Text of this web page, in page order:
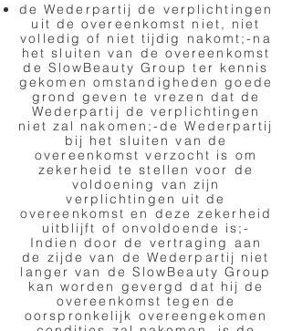
de Wederpartij de verplichtingen
uit de overeenkomst niet, niet
volledig of niet tijdig nakomt;-na
het sluiten van de overeenkomst
de SlowBeauty Group ter kennis
gekomen omstandigheden goede
grond geven te vrezen dat de
Wederpartij de verplichtingen
niet zal nakomen;-de Wederpartij
bij het sluiten van de
overeenkomst verzocht is om
zekerheid te stellen voor de
voldoening van zijn
verplichtingen uit de
overeenkomst en deze zekerheid
uitblijft of onvoldoende is;-
Indien door de vertraging aan
de zijde van de Wederpartij niet
langer van de SlowBeauty Group
kan worden gevergd dat hij de
overeenkomst tegen de
oorspronkelijk overeengekomen